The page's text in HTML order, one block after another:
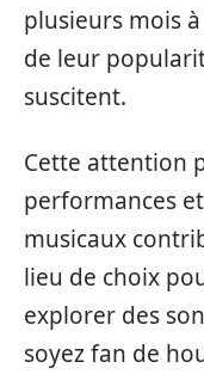
plusieurs mois
de leur
suscitent.
Cette attention
performances
musicaux
lieu de choix
explorer des
soyez fan de